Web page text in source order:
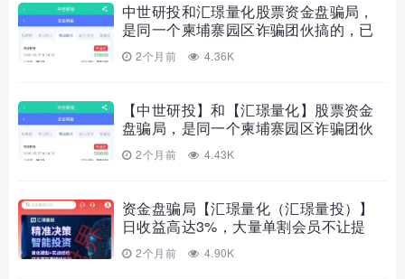
中世研投和汇璟量化股票资金盘骗局，
是同一个柬埔寨园区诈骗团伙搞的，已
经不能提现，即将崩盘跑路！
2个月前 4.36K
【中世研投】和【汇璟量化】股票资金
盘骗局，是同一个柬埔寨园区诈骗团伙
搞的，已经不能提现，即将崩盘跑路！
2个月前 4.43K
资金盘骗局【汇璟量化（汇璟量投）】
日收益高达3%，大量单割会员不让提
现，即将崩盘跑路！
2个月前 4.90K